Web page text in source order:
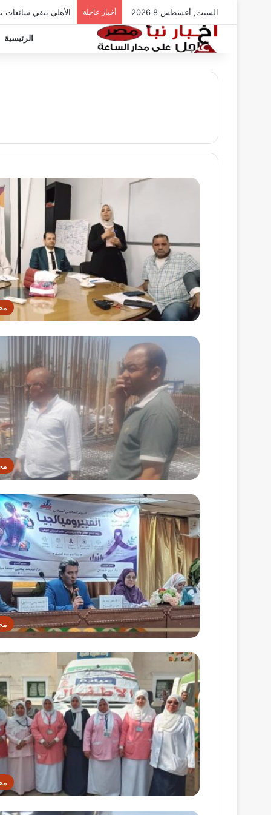
السبت, أغسطس 8 2026 أخبار عاجلة الأهلي ينفي
الرئيسية